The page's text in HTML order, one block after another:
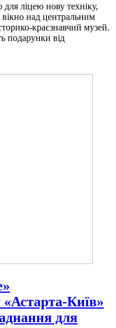
ліцею нову техніку,
вікно над центральним
краєзнавчий музей.
подарунки від
Київ»
для